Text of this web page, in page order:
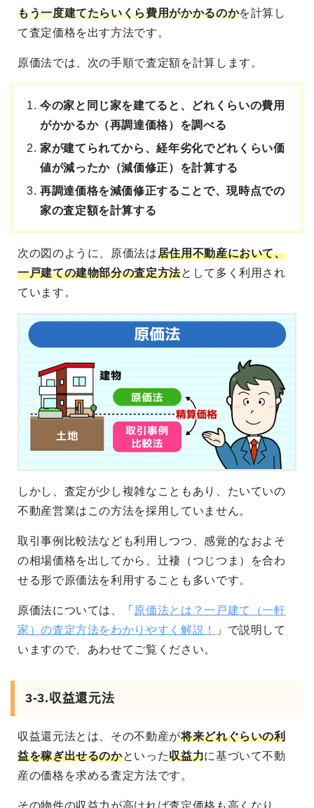
もう一度建てたらいくら費用がかかるのかを計算し
て査定価格を出す方法です。
原価法では、次の手順で査定額を計算します。
今の家と同じ家を建てると、どれくらいの費用
がかかるか（再調達価格）を調べる
家が建てられてから、経年劣化でどれくらい価
値が減ったか（減価修正）を計算する
再調達価格を減価修正することで、現時点での
家の査定額を計算する
次の図のように、原価法は居住用不動産において、
一戸建ての建物部分の査定方法として多く利用され
ています。
しかし、査定が少し複雑なこともあり、たいていの
不動産営業はこの方法を採用していません。
取引事例比較法なども利用しつつ、感覚的なおよそ
の相場価格を出してから、辻褄（つじつま）を合わ
せる形で原価法を利用することも多いです。
原価法については、「 原価法とは？一戸建て（一軒
家）の査定方法をわかりやすく解説！
」で説明して
いますので、あわせてご覧ください。
3-3.収益還元法
収益還元法とは、その不動産が将来どれぐらいの利
益を稼ぎ出せるのかといった収益力に基づいて不動
産の価格を求める査定方法です。